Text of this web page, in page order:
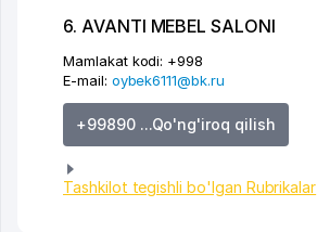
6. AVANTI MEBEL SALONI
Mamlakat kodi: +998
E-mail: oybek6111@bk.ru
+99890 ...Qo'ng'iroq qilish
Tashkilot tegishli bo'lgan Rubrikalar